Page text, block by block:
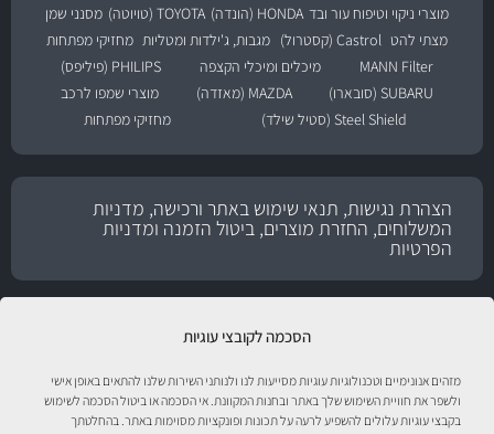
הסכמה לקובצי עוגיות
מזהים אנונימיים וטכנולוגיות עוגיות מסייעות לנו ולנותני השירות שלנו להתאים באופן אישי
ולשפר את חוויית השימוש שלך באתר ובחנות המקוונת. אי הסכמה או ביטול הסכמה לשימוש
בקבצי עוגיות עלולים להשפיע לרעה על תכונות ופונקציות מסוימות באתר. בהחלטתך
מוצרי ניקוי וטיפוח עור ובד HONDA (הונדה) TOYOTA (טויוטה)
מסנני שמן
מצתי להט Castrol (קסטרול) מגבות, ג'ילדות ומטליות מחזיקי מפתחות
MANN Filter
מיכלים ומיכלי הקצפה
PHILIPS (פיליפס)
SUBARU (סובארו)
MAZDA (מאזדה)
מוצרי שמפו לרכב
Steel Shield (סטיל שילד)
מחזיקי מפתחות
הצהרת נגישות, תנאי שימוש באתר ורכישה, מדניות
המשלוחים, החזרת מוצרים, ביטול הזמנה ומדניות
הפרטיות